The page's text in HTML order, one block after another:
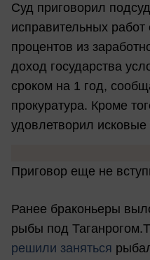
Суд приговорил
исправительных
процентов из
доход государства
сроком на 1 год,
прокуратура. Кроме
удовлетворил
Приговор еще не
Ранее браконьеры
рыбы под
решили заняться